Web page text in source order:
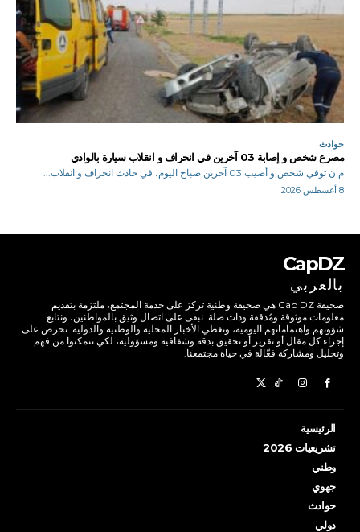
حوادث
مصرع شخص و إصابة 03 آخرين في انحراف و انقلاب سيارة بالوادي
م ن توفي شخص و أصيب 03 آخرين صباح اليوم، في حادث انحراف و انقلاب...
8 أغسطس 2026
CapDZ
بالعربي
صحيفة Cap DZ هي صحيفة وطنية تركز على خدمة المجتمع، ملتزمة بتقديم
معلومات موثوقة ومُدققة وذات صلة. نبقى على اتصال وثيق بالمواطنين، ونتابع
شؤونهم واهتماماتهم اليومية، ونغطي الأخبار المحلية والوطنية والدولية. نحرص على
إجراء كل مقال أو تقرير أو تحقيق بدقة وشفافية ومسؤولية، لكي تتمكنوا من فهم
وتحليل ومشاركة فعّالة في حياة مجتمعنا.
الرئيسية
تشريعيات 2026
وطني
جهوي
حوادث
دولي